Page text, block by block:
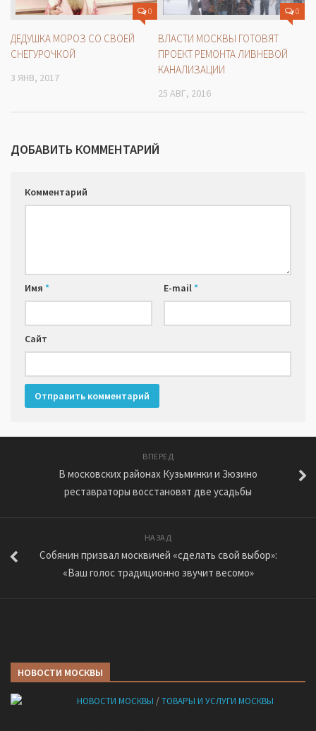
0
ДЕДУШКА МОРОЗ СО СВОЕЙ
СНЕГУРОЧКОЙ
3 ЯНВ, 2017
0
ВЛАСТИ МОСКВЫ ГОТОВЯТ
ПРОЕКТ РЕМОНТА ЛИВНЕВОЙ
КАНАЛИЗАЦИИ
25 АВГ, 2016
ДОБАВИТЬ КОММЕНТАРИЙ
Комментарий
Имя * E-mail*
Сайт
ВПЕРЕД
В московских районах Кузьминки и Зюзино
реставраторы восстановят две усадьбы
НАЗАД
Собянин призвал москвичей «сделать свой выбор»:
«Ваш голос традиционно звучит весомо»
НОВОСТИ МОСКВЫ
НОВОСТИ МОСКВЫ /ТОВАРЫ И УСЛУГИ МОСКВЫ